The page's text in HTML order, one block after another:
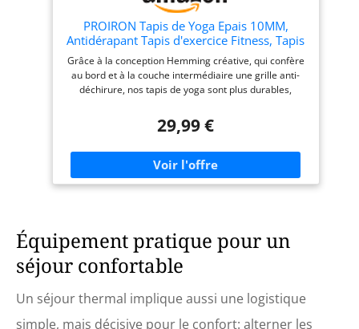
PROIRON Tapis de Yoga Epais 10MM,
Antidérapant Tapis d'exercice Fitness, Tapis
de Gymnastique pour Yoga Pilates Gym
Exercices Sport Camping Voyage, en
Mousse NBR/respecte la Peau, Noir
Grâce à la conception Hemming créative, qui confère
au bord et à la couche intermédiaire une grille anti-
déchirure, nos tapis de yoga sont plus durables,
matériau NBR en mousse haute densité, le matelas
de yoga et de fitness PROIRON soutient la colonne
les sols durs. ANTI-SLIP - Empêche la rupture grâce au
nouveau design avec filet intégré contre la casse.
Vous pouvez utiliser ce matelas pour des positions de
pour les personnes de toutes formes et tailles. Idéal
pour le yoga, le pilates, les exercices, le camping, le
sommeil, la méditation, les parcs. Le tapis de yoga
extra épais est facile à nettoyer avec un détergent.
29,99 €
Équipement pratique pour un
séjour confortable
Un séjour thermal implique aussi une logistique
simple, mais décisive pour le confort: alterner les